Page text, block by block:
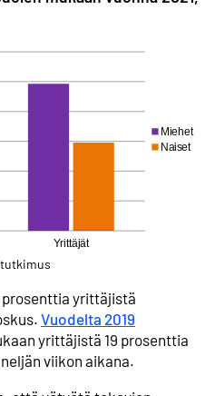
prosenttia yrittäjistä
Vuodelta 2019
linkkiyrittäjistä 19 prosenttia
viikon aikana.